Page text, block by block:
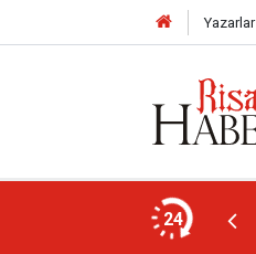
Yazarlar
24
üzerine Müslüman oldu